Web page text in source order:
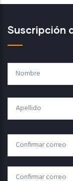
Suscripción
Nombre
Apellido
Correo
Electrónico
Correo
Confirmar